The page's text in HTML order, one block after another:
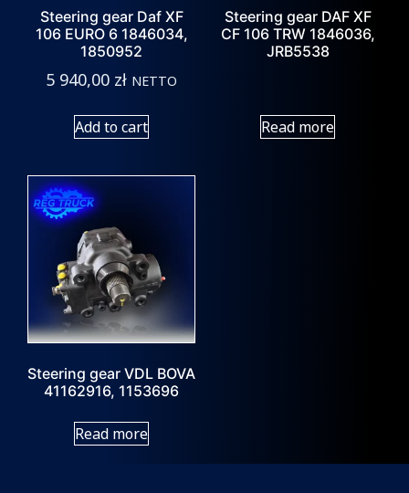
Steering gear Daf XF
106 EURO 6 1846034,
1850952
5 940,00 zł NETTO
Add to cart
Steering gear DAF XF
CF 106 TRW 1846036,
JRB5538
Read more
Steering gear VDL BOVA
41162916, 1153696
Read more